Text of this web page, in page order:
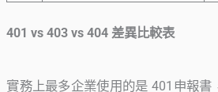
401 vs 403 vs 404 差異比較表
實務上最多企業使用的是 401申報書